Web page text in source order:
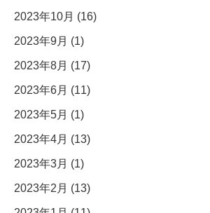
2023年10月 (16)
2023年9月 (1)
2023年8月 (17)
2023年6月 (11)
2023年5月 (1)
2023年4月 (13)
2023年3月 (1)
2023年2月 (13)